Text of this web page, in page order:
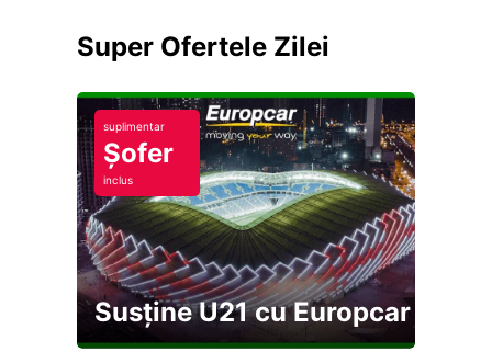
Super Ofertele Zilei
suplimentar
Șofer
inclus
Susține U21 cu Europcar